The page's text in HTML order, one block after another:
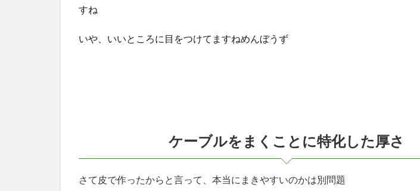
すね
いや、いいところに目をつけてますねめんぼうず
ケーブルをまくことに特化した厚さ
さて皮で作ったからと言って、本当にまきやすいのかは別問題